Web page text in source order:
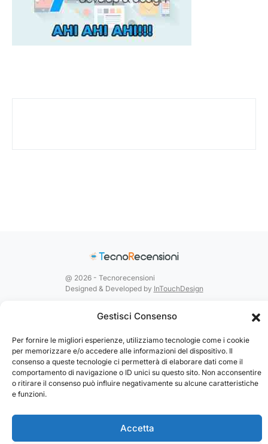
Gestisci Consenso
Per fornire le migliori esperienze, utilizziamo tecnologie come i cookie
per memorizzare e/o accedere alle informazioni del dispositivo. Il
consenso a queste tecnologie ci permetterà di elaborare dati come il
comportamento di navigazione o ID unici su questo sito. Non acconsentire
o ritirare il consenso può influire negativamente su alcune caratteristiche
e funzioni.
Accetta
@ 2026 - Tecnorecensioni
Designed & Developed by InTouchDesign